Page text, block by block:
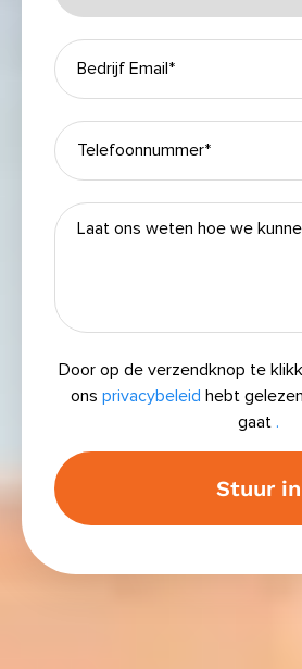
Door op de verzendknop te
ons privacybeleid hebt
gaat .